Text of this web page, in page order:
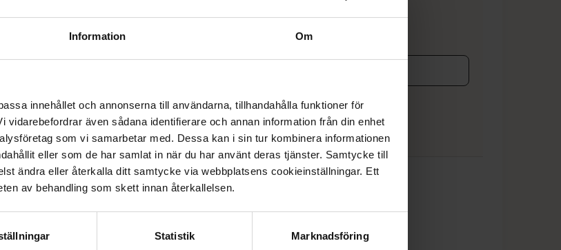
Information Om
innehållet och annonserna till användarna, tillhandahålla funktioner för
även sådana identifierare och annan information från din enhet
som vi samarbetar med. Dessa kan i sin tur kombinera informationen
eller som de har samlat in när du har använt deras tjänster. Samtycke till
ändra eller återkalla ditt samtycke via webbplatsens cookieinställningar. Ett
av behandling som skett innan återkallelsen.
Statistik Marknadsföring
Få mejl när varan finns i lager online
Spara
Aktuella erbjudanden
ljus.
UVA-